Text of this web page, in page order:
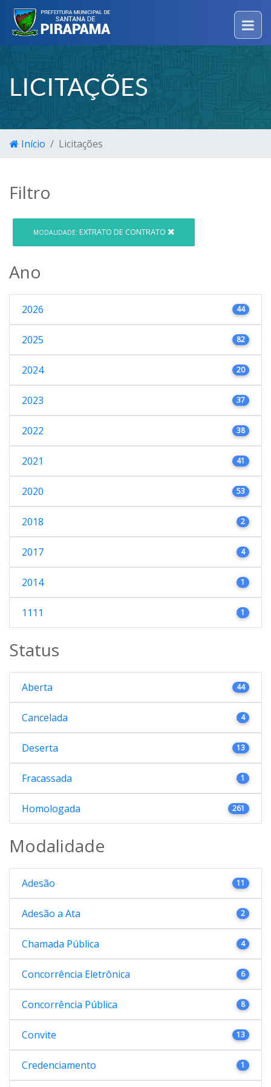
LICITAÇÕES
Início Licitações
Filtro
MODALIDADE: EXTRATO DE CONTRATO
Ano
2026 44
2025 82
2024 20
2023 37
2022 38
2021 41
2020 53
2018 2
2017 4
2014 1
1111 1
Status
Aberta 44
Cancelada 4
Deserta 13
Fracassada 1
Homologada 261
Modalidade
Adesão 11
Adesão a Ata 2
Chamada Pública 4
Concorrência Eletrônica 6
Concorrência Pública 8
Convite 13
Credenciamento 1